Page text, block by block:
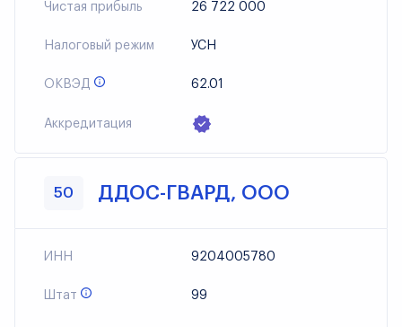
Чистая прибыль 26 722 000
Налоговый режим УСН
ОКВЭД 62.01
Аккредитация
50 ДДОС-ГВАРД, ООО
ИНН 9204005780
Штат 99